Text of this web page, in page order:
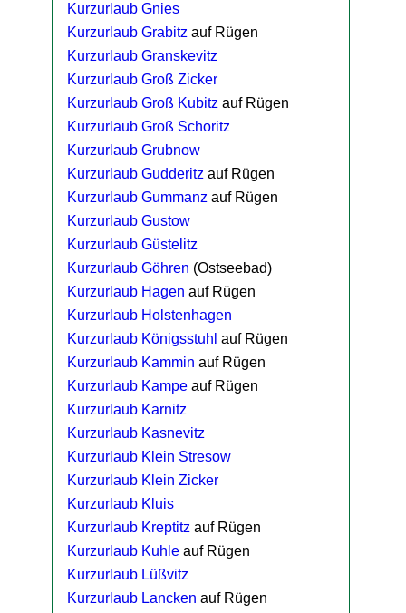
Kurzurlaub Gnies
Kurzurlaub Grabitz auf Rügen
Kurzurlaub Granskevitz
Kurzurlaub Groß Zicker
Kurzurlaub Groß Kubitz auf Rügen
Kurzurlaub Groß Schoritz
Kurzurlaub Grubnow
Kurzurlaub Gudderitz auf Rügen
Kurzurlaub Gummanz auf Rügen
Kurzurlaub Gustow
Kurzurlaub Güstelitz
Kurzurlaub Göhren (Ostseebad)
Kurzurlaub Hagen auf Rügen
Kurzurlaub Holstenhagen
Kurzurlaub Königsstuhl auf Rügen
Kurzurlaub Kammin auf Rügen
Kurzurlaub Kampe auf Rügen
Kurzurlaub Karnitz
Kurzurlaub Kasnevitz
Kurzurlaub Klein Stresow
Kurzurlaub Klein Zicker
Kurzurlaub Kluis
Kurzurlaub Kreptitz auf Rügen
Kurzurlaub Kuhle auf Rügen
Kurzurlaub Lüßvitz
Kurzurlaub Lancken auf Rügen